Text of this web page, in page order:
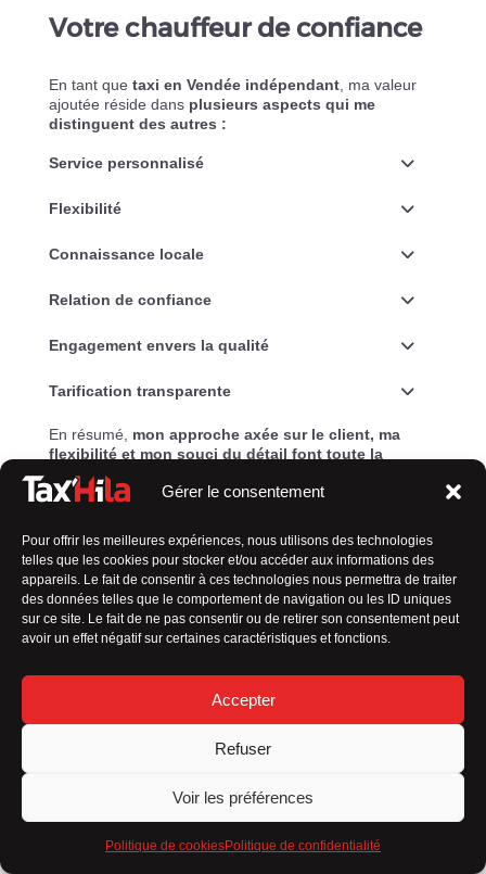
Gérer le consentement
Pour offrir les meilleures expériences, nous utilisons des technologies
telles que les cookies pour stocker et/ou accéder aux informations des
appareils. Le fait de consentir à ces technologies nous permettra de traiter
des données telles que le comportement de navigation ou les ID uniques
sur ce site. Le fait de ne pas consentir ou de retirer son consentement peut
avoir un effet négatif sur certaines caractéristiques et fonctions.
Accepter
Refuser
Voir les préférences
Politique de cookiesPolitique de confidentialité
Votre chauffeur de confiance
En tant que taxi en Vendée indépendant, ma valeur
ajoutée réside dans plusieurs aspects qui me
distinguent des autres :
Service personnalisé
Flexibilité
Connaissance locale
Relation de confiance
Engagement envers la qualité
Tarification transparente
En résumé, mon approche axée sur le client, ma
flexibilité et mon souci du détail font toute la
différence
propose.
Permis B depuis 35 ans
taxi
Suivez Tax’Hila sur les